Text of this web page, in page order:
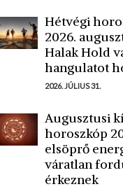
Hétvégi
2026.
Halak Hold
hangulatot
2026. JÚLIUS 31.
Augusztusi
horoszkóp
elsöprő
váratlan
érkeznek